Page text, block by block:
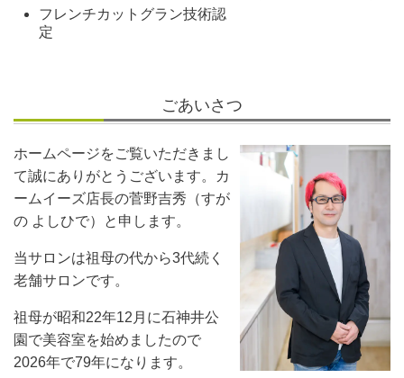
フレンチカットグラン技術認
定
ごあいさつ
ホームページをご覧いただきまし
て誠にありがとうございます。カ
ームイーズ店長の菅野吉秀（すが
の よしひで）と申します。
当サロンは祖母の代から3代続く
老舗サロンです。
祖母が昭和22年12月に石神井公
園で美容室を始めましたので
2026年で79年になります。